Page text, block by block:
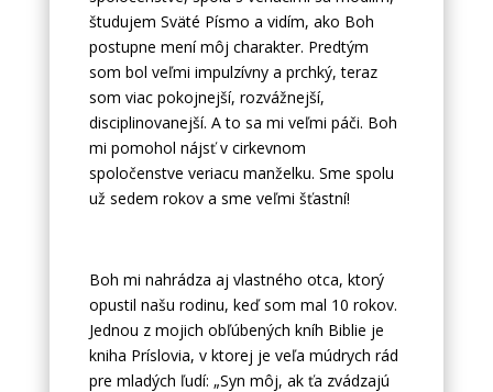
študujem Sväté Písmo a vidím, ako Boh
postupne mení môj charakter. Predtým
som bol veľmi impulzívny a prchký, teraz
som viac pokojnejší, rozvážnejší,
disciplinovanejší. A to sa mi veľmi páči. Boh
mi pomohol nájsť v cirkevnom
spoločenstve veriacu manželku. Sme spolu
už sedem rokov a sme veľmi šťastní!
Boh mi nahrádza aj vlastného otca, ktorý
opustil našu rodinu, keď som mal 10 rokov.
Jednou z mojich obľúbených kníh Biblie je
kniha Príslovia, v ktorej je veľa múdrych rád
pre mladých ľudí: „Syn môj, ak ťa zvádzajú